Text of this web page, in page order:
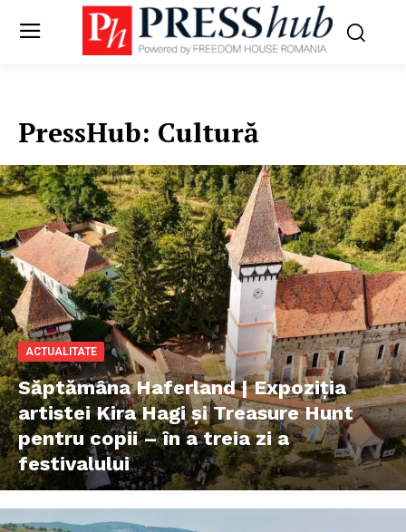
PressHub: Cultură
ACTUALITATE
Săptămâna Haferland | Expoziţia
artistei Kira Hagi şi Treasure Hunt
pentru copii – în a treia zi a
festivalului